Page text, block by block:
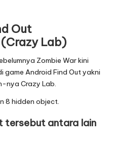
Out
Lab)
Zombie War kini
game Android Find Out yakni
nya Crazy Lab.
8 hidden object.
tersebut antara lain